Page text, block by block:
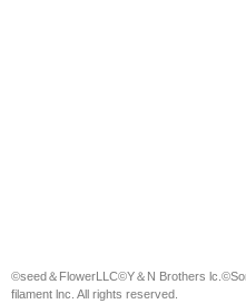
©seed＆FlowerLLC©️Y＆N Brothers
filament lnc. All rights reserved.